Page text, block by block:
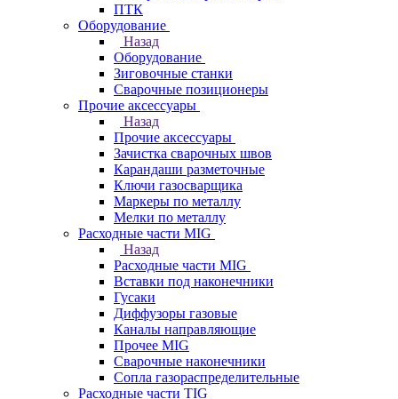
ПТК
Оборудование
Назад
Оборудование
Зиговочные станки
Сварочные позиционеры
Прочие аксессуары
Назад
Прочие аксессуары
Зачистка сварочных швов
Карандаши разметочные
Ключи газосварщика
Маркеры по металлу
Мелки по металлу
Расходные части MIG
Назад
Расходные части MIG
Вставки под наконечники
Гусаки
Диффузоры газовые
Каналы направляющие
Прочее MIG
Сварочные наконечники
Сопла газораспределительные
Расходные части TIG